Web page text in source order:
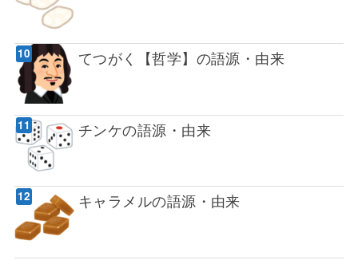
てつがく【哲学】の語源・由来
チンケの語源・由来
キャラメルの語源・由来